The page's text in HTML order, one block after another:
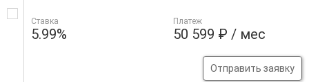
Ставка
5.99%
Платеж
50 599 ₽ / мес
Отправить заявку